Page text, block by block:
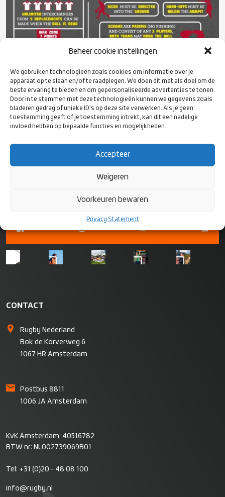
Beheer cookie instellingen
We gebruiken technologieën zoals cookies om informatie over je
apparaat op te slaan en/of te raadplegen. We doen dit met als doel om de
beste ervaring te bieden en om gepersonaliseerde advertenties te tonen.
Door in te stemmen met deze technologieën kunnen we gegevens zoals
bladeren gedrag of unieke ID's op deze site verwerken. Als je geen
toestemming geeft of je toestemming intrekt, kan dit een nadelige
invloed hebben op bepaalde functies en mogelijkheden.
Accepteer
Weigeren
Voorkeuren bewaren
Privacy Statement
X Rugby Coaching guide
CONTACT
Rugby Nederland
Bok de Korverweg 6
1067 HR Amsterdam
Postbus 8811
1006 JA Amsterdam
KvK Amsterdam: 40516782
BTW nr: NL002739069B01
Tel: +31 (0)20 - 48 08 100
info@rugby.nl